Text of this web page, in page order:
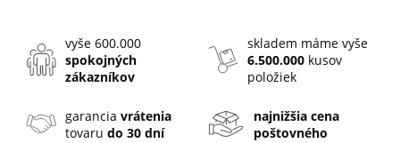
vyše 600.000
spokojných
zákazníkov
skladem máme vyše
6.500.000 kusov
položiek
garanciavrátenia
tovarudo 30 dní
najnižšia cena
poštovného